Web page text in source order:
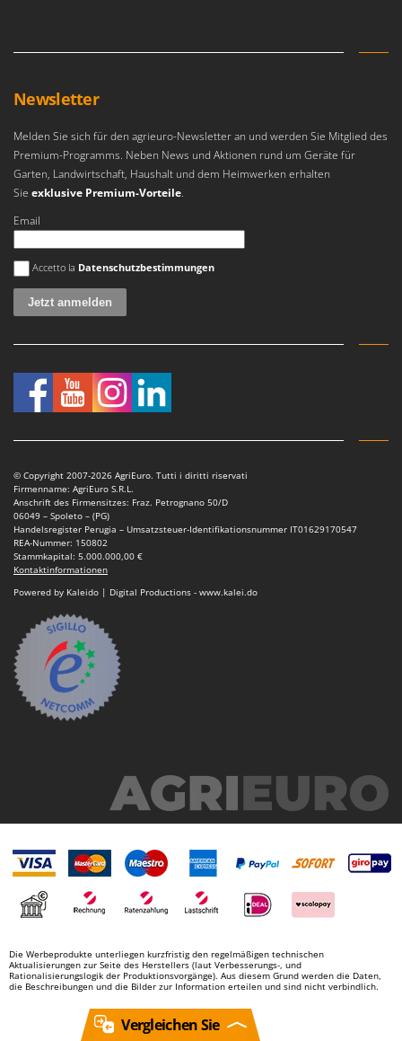
Newsletter
Melden Sie sich für den agrieuro-Newsletter an und werden Sie Mitglied des
Premium-Programms. Neben News und Aktionen rund um Geräte für
Garten, Landwirtschaft, Haushalt und dem Heimwerken erhalten
Sie exklusive Premium-Vorteile.
Email
Es ist ein Fehler aufgetreten
Accetto la Datenschutzbestimmungen
© Copyright 2007-2026 AgriEuro. Tutti i diritti riservati
Firmenname: AgriEuro S.R.L.
Anschrift des Firmensitzes: Fraz. Petrognano 50/D
06049 – Spoleto – (PG)
Handelsregister Perugia – Umsatzsteuer-Identifikationsnummer IT01629170547
REA-Nummer: 150802
Stammkapital: 5.000.000,00 €
Kontaktinformationen
Powered by Kaleido | Digital Productions - www.kalei.do
Die Werbeprodukte unterliegen kurzfristig den regelmäßigen technischen
Aktualisierungen zur Seite des Herstellers (laut Verbesserungs-, und
Rationalisierungslogik der Produktionsvorgänge). Aus diesem Grund werden die Daten,
die Beschreibungen und die Bilder zur Information erteilen und sind nicht verbindlich.
Vergleichen Sie